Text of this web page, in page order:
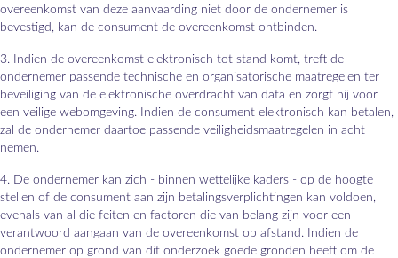
overeenkomst van deze aanvaarding niet door de ondernemer is
bevestigd, kan de consument de overeenkomst ontbinden.
3. Indien de overeenkomst elektronisch tot stand komt, treft de
ondernemer passende technische en organisatorische maatregelen ter
beveiliging van de elektronische overdracht van data en zorgt hij voor
een veilige webomgeving. Indien de consument elektronisch kan betalen,
zal de ondernemer daartoe passende veiligheidsmaatregelen in acht
nemen.
4. De ondernemer kan zich - binnen wettelijke kaders - op de hoogte
stellen of de consument aan zijn betalingsverplichtingen kan voldoen,
evenals van al die feiten en factoren die van belang zijn voor een
verantwoord aangaan van de overeenkomst op afstand. Indien de
ondernemer op grond van dit onderzoek goede gronden heeft om de